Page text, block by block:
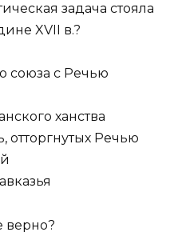
задача стояла
XVII в.?
союза с Речью
ханства
отторгнутых Речью
верно?